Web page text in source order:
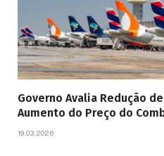
Governo Avalia Redução
Aumento do Preço do
19.03.2026